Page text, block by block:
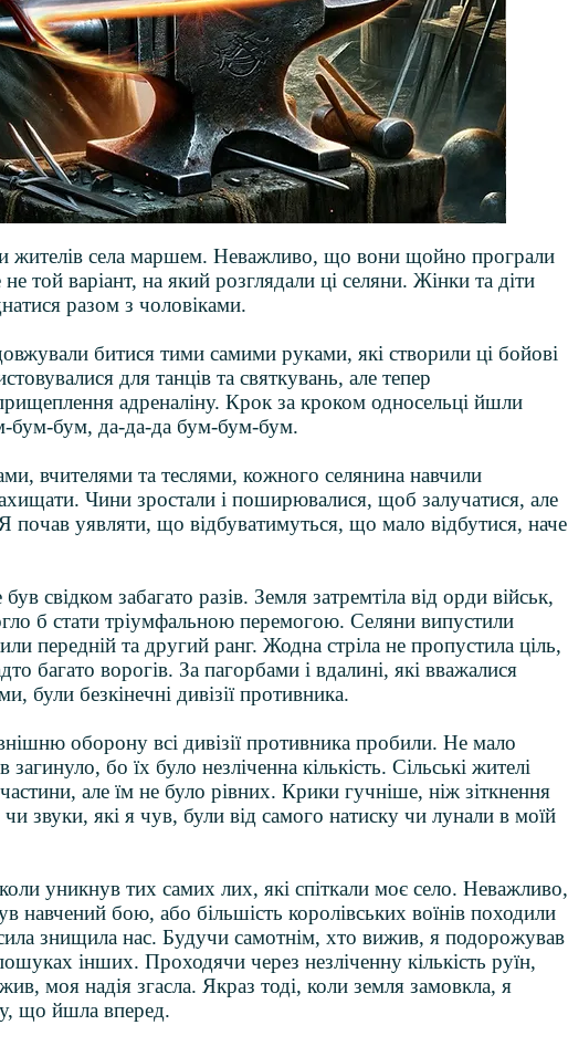
жителів села маршем. Неважливо, що вони щойно програли
той варіант, на який розглядали ці селяни. Жінки та діти
разом з чоловіками.
битися тими самими руками, які створили ці бойові
для танців та святкувань, але тепер
адреналіну. Крок за кроком односельці йшли
бум-бум, да-да-да бум-бум-бум.
вчителями та теслями, кожного селянина навчили
Чини зростали і поширювалися, щоб залучатися, але
почав уявляти, що відбуватимуться, що мало відбутися, наче
свідком забагато разів. Земля затремтіла від орди військ,
б стати тріумфальною перемогою. Селяни випустили
передній та другий ранг. Жодна стріла не пропустила ціль,
багато ворогів. За пагорбами і вдалині, які вважалися
були безкінечні дивізії противника.
оборону всі дивізії противника пробили. Не мало
загинуло, бо їх було незліченна кількість. Сільські жителі
але їм не було рівних. Крики гучніше, ніж зіткнення
звуки, які я чув, були від самого натиску чи лунали в моїй
уникнув тих самих лих, які спіткали моє село. Неважливо,
навчений бою, або більшість королівських воїнів походили
знищила нас. Будучи самотнім, хто вижив, я подорожував
інших. Проходячи через незліченну кількість руїн,
моя надія згасла. Якраз тоді, коли земля замовкла, я
що йшла вперед.